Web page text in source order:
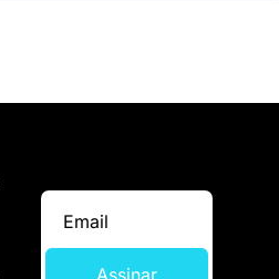
Assinar